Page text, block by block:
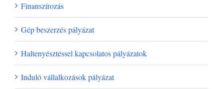
Finanszírozás
Gép beszerzés pályázat
Haltenyésztéssel kapcsolatos pályázatok
Induló vállalkozások pályázat